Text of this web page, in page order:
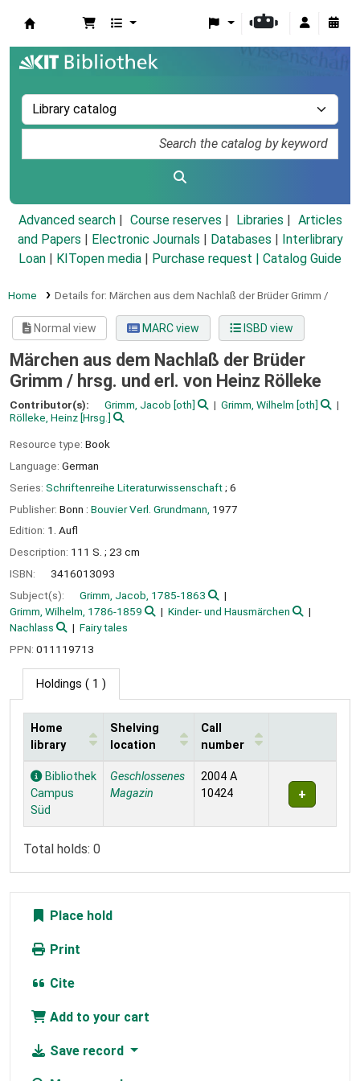
Advanced search Course reserves Libraries
Articles
and Papers
Electronic Journals Databases
Interlibrary
Loan
KITopen media Purchase request | Catalog Guide
Home Details for: Märchen aus dem Nachlaß der Brüder Grimm /
Normal view MARC view ISBD view
Märchen aus dem Nachlaß der Brüder
Grimm / hrsg. und erl. von Heinz Rölleke
Contributor(s): Grimm, Jacob [oth] Grimm, Wilhelm [oth]
Rölleke, Heinz [Hrsg.]
Resource type: Book
Language: German
Series: Schriftenreihe Literaturwissenschaft; 6
Publisher: Bonn : Bouvier Verl. Grundmann, 1977
Edition: 1. Aufl
Description: 111 S. ; 23 cm
ISBN:
3416013093
Subject(s):
Grimm, Jacob, 1785-1863
Grimm, Wilhelm, 1786-1859
Kinder- und Hausmärchen
Nachlass
Fairy tales
PPN: 011119713
Holdings ( 1 )
Holdings
Home
library
Shelving
location
Call
number
Bibliothek
Campus
Süd
Geschlossenes
Magazin
2004 A
10424
Total holds: 0
Place hold
Print
Cite
Add to your cart
Save record